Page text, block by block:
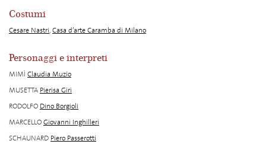
Costumi
Cesare Nastri,Casa d’arte Caramba di Milano
Personaggi e interpreti
MIMÌ Claudia Muzio
MUSETTA Pierisa Giri
RODOLFO Dino Borgioli
MARCELLOGiovanni Inghilleri
SCHAUNARD Piero Passerotti